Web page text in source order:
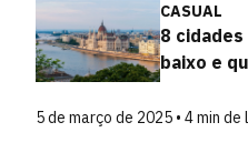
CASUAL
8
baixo e
5 de março de 2025 • 4 min de